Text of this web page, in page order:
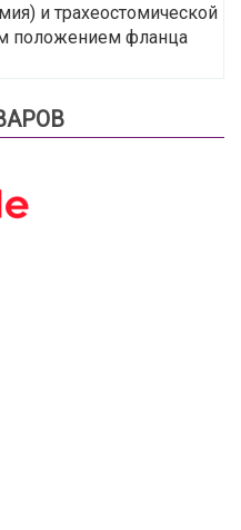
и трахеостомической
положением фланца